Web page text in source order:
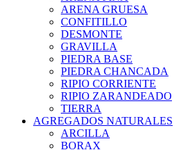
ARENA GRUESA
CONFITILLO
DESMONTE
GRAVILLA
PIEDRA BASE
PIEDRA CHANCADA
RIPIO CORRIENTE
RIPIO ZARANDEADO
TIERRA
AGREGADOS NATURALES
ARCILLA
BORAX